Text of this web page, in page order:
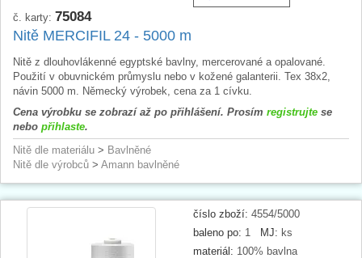
č. karty: 75084
Nitě MERCIFIL 24 - 5000 m
Nitě z dlouhovlákenné egyptské bavlny, mercerované a opalované.
Použití v obuvnickém průmyslu nebo v kožené galanterii. Tex 38x2,
návin 5000 m. Německý výrobek, cena za 1 cívku.
Cena výrobku se zobrazí až po přihlášení. Prosím registrujte se
nebo přihlaste.
Nitě dle materiálu > Bavlněné
Nitě dle výrobců > Amann bavlněné
číslo zboží: 4554/5000
baleno po: 1 MJ: ks
materiál: 100% bavlna